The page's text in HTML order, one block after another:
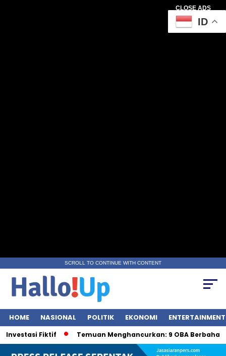
CLOSE ADS
SCROLL TO CONTINUE WITH CONTENT
HOME NASIONAL POLITIK EKONOMI ENTERTAINMENT
Fiktif Temuan Menghancurkan: 9 OBA Berbahaya oleh
ID